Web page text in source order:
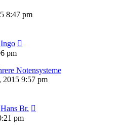
8:47 pm
Ingo
pm
Notensysteme
2015 9:57 pm
Hans Br.
pm